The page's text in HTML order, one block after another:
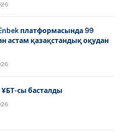
платформасында 99
астам қазақстандық оқудан
сы басталды